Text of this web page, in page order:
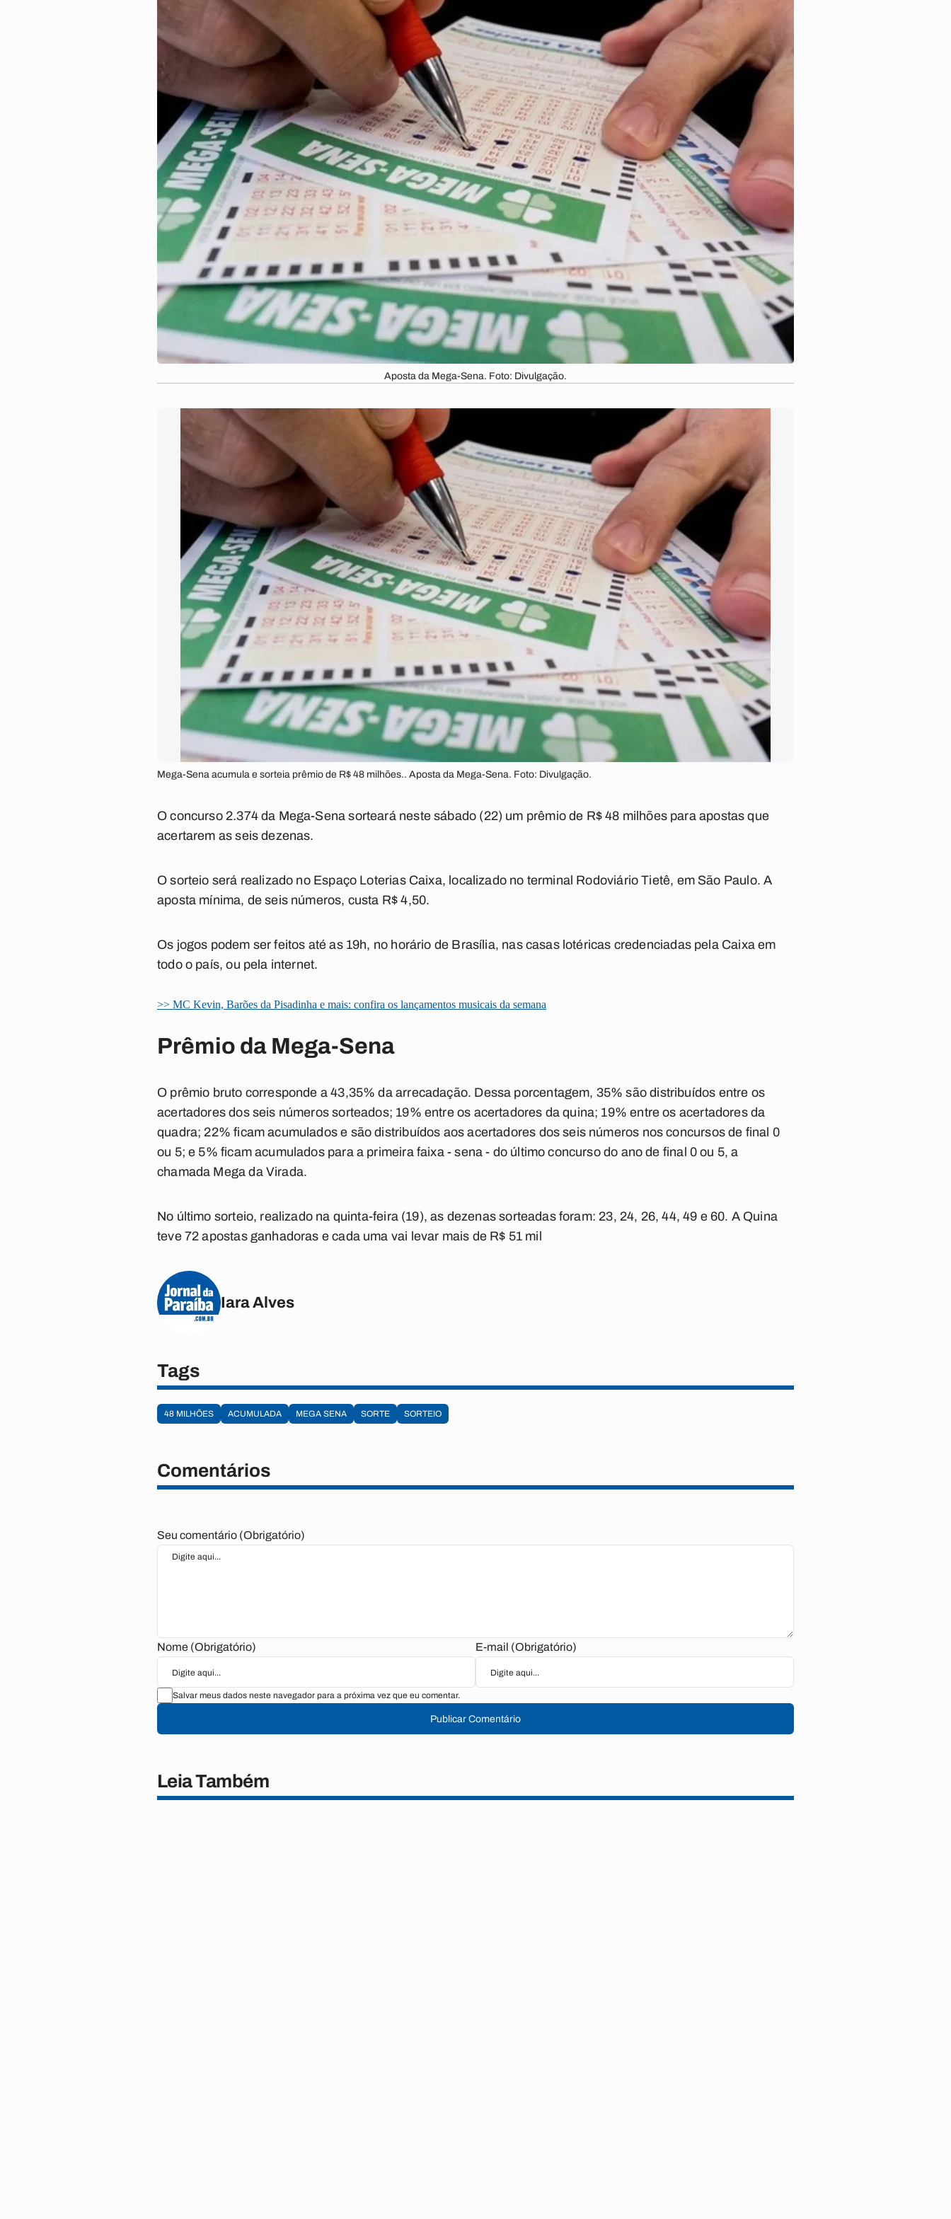
Aposta da Mega-Sena. Foto: Divulgação.
Mega-Sena acumula e sorteia prêmio de R$ 48 milhões.. Aposta da Mega-Sena. Foto: Divulgação.
O concurso 2.374 da Mega-Sena sorteará neste sábado (22) um prêmio de R$ 48 milhões para apostas que
acertarem as seis dezenas.
O sorteio será realizado no Espaço Loterias Caixa, localizado no terminal Rodoviário Tietê, em São Paulo. A
aposta mínima, de seis números, custa R$ 4,50.
Os jogos podem ser feitos até as 19h, no horário de Brasília, nas casas lotéricas credenciadas pela Caixa em
todo o país, ou pela internet.
>> MC Kevin, Barões da Pisadinha e mais: confira os lançamentos musicais da semana
Prêmio da Mega-Sena
O prêmio bruto corresponde a 43,35% da arrecadação. Dessa porcentagem, 35% são distribuídos entre os
acertadores dos seis números sorteados; 19% entre os acertadores da quina; 19% entre os acertadores da
quadra; 22% ficam acumulados e são distribuídos aos acertadores dos seis números nos concursos de final 0
ou 5; e 5% ficam acumulados para a primeira faixa - sena - do último concurso do ano de final 0 ou 5, a
chamada Mega da Virada.
No último sorteio, realizado na quinta-feira (19), as dezenas sorteadas foram: 23, 24, 26, 44, 49 e 60. A Quina
teve 72 apostas ganhadoras e cada uma vai levar mais de R$ 51 mil
Iara Alves
Tags
48 MILHÕES ACUMULADA MEGA SENA SORTE SORTEIO
Comentários
Seu comentário (Obrigatório)
Nome (Obrigatório) E-mail (Obrigatório)
Salvar meus dados neste navegador para a próxima vez que eu comentar.
Publicar Comentário
Leia Também